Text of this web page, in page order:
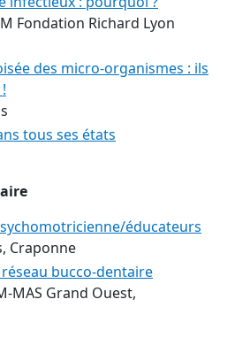
Fondation Richard Lyon
des micro-organismes : ils
tous ses états
éducateurs
Craponne
bucco-dentaire
MAS Grand Ouest,